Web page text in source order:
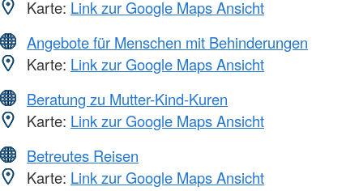
Karte: Link zur Google Maps Ansicht
Angebote für Menschen mit Behinderungen
Karte: Link zur Google Maps Ansicht
Beratung zu Mutter-Kind-Kuren
Karte: Link zur Google Maps Ansicht
Betreutes Reisen
Karte: Link zur Google Maps Ansicht